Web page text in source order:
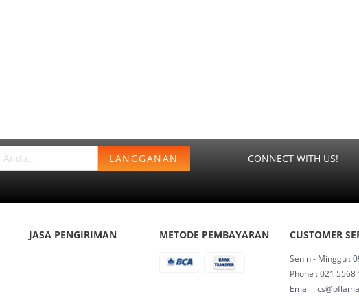
LANGGANAN CONNECT WITH US!
JASA PENGIRIMAN METODE PEMBAYARAN CUSTOMER
Senin - Minggu :
Phone : 021 5568
Email :